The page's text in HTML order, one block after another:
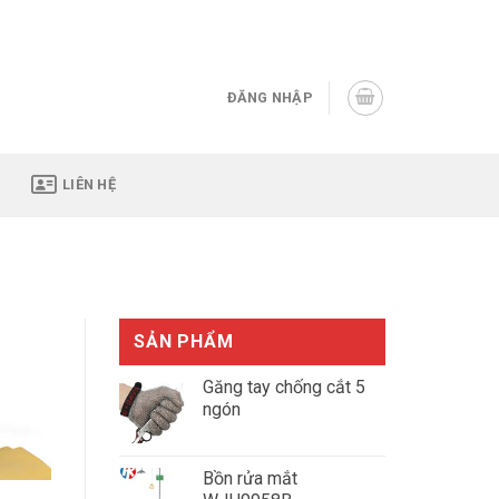
ĐĂNG NHẬP
LIÊN HỆ
SẢN PHẨM
Găng tay chống cắt 5
ngón
là:
tại
Bồn rửa mắt